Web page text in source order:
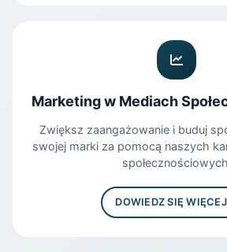
Marketing w Mediach
Zwiększ zaangażowanie i buduj
swojej marki za pomocą naszych
DOWIEDZ SIĘ WIĘCEJ